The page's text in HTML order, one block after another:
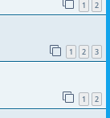
1 2
1 2 3
1 2